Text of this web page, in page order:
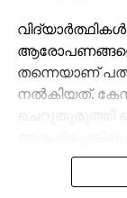
തന്നെയാണ്
നല്‍കിയത്.
ചെറുതുരുത്തി
പ്രശ്നം